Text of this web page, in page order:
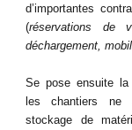
d’importantes
(réservations de
déchargement,
Se pose ensuite
les chantiers ne
stockage de